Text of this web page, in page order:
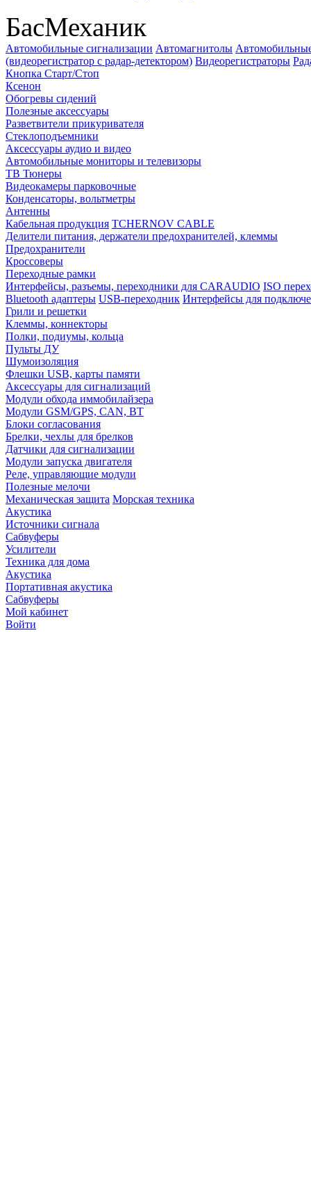
БасМеханик
Автомобильные сигнализации Автомагнитолы
(видеорегистратор с радар-детектором) Видеорегистраторы
Кнопка Старт/Стоп
Ксенон
Обогревы сидений
Полезные аксессуары
Разветвители прикуривателя
Стеклоподъемники
Аксессуары аудио и видео
Автомобильные мониторы и телевизоры
ТВ Тюнеры
Видеокамеры парковочные
Конденсаторы, вольтметры
Антенны
Кабельная продукция TCHERNOV CABLE
Делители питания, держатели предохранителей, клеммы
Предохранители
Кроссоверы
Переходные рамки
Интерфейсы, разъемы, переходники для CARAUDIO ISO
Bluetooth адаптеры USB-переходник Интерфейсы для
Грили и решетки
Клеммы, коннекторы
Полки, подиумы, кольца
Пульты ДУ
Шумоизоляция
Флешки USB, карты памяти
Аксессуары для сигнализаций
Модули обхода иммобилайзера
Модули GSM/GPS, CAN, BT
Блоки согласования
Брелки, чехлы для брелков
Датчики для сигнализации
Модули запуска двигателя
Реле, управляющие модули
Полезные мелочи
Механическая защита Морская техника
Акустика
Источники сигнала
Сабвуферы
Усилители
Техника для дома
Акустика
Портативная акустика
Сабвуферы
Мой кабинет
Войти